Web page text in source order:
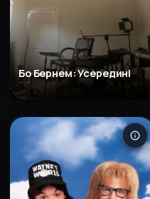
Бо Бернем: Усередині